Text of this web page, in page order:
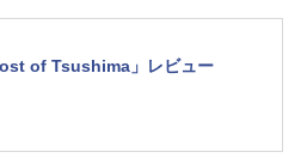
of Tsushima」レビュー